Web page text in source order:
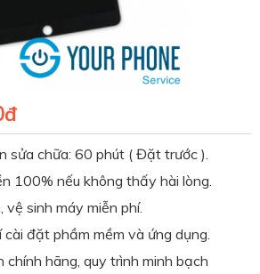
sửa chữa: 60 phút ( Đặt trước ).
100% nếu không thấy hài lòng.
vệ sinh máy miễn phí.
cài đặt phầm mềm và ứng dụng.
chính hãng, quy trình minh bạch